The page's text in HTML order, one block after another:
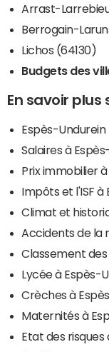
Arrast-
Berrogain-
Lichos (64130)
Budgets des
En savoir plus
Espès-Undurein
Salaires à
Prix immobilier
Impôts et l'ISF à
Climat et
Accidents de la
Classement
Lycée à Espès-
Crèches à
Maternités à
Etat des risques